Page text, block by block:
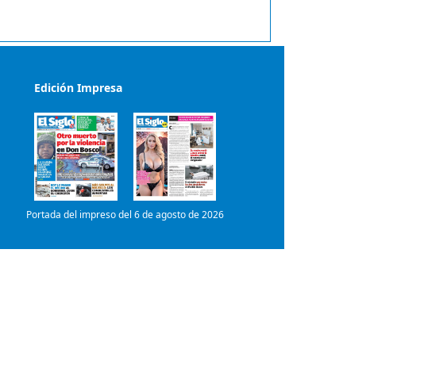
Edición Impresa
Portada del impreso del 6 de agosto de 2026